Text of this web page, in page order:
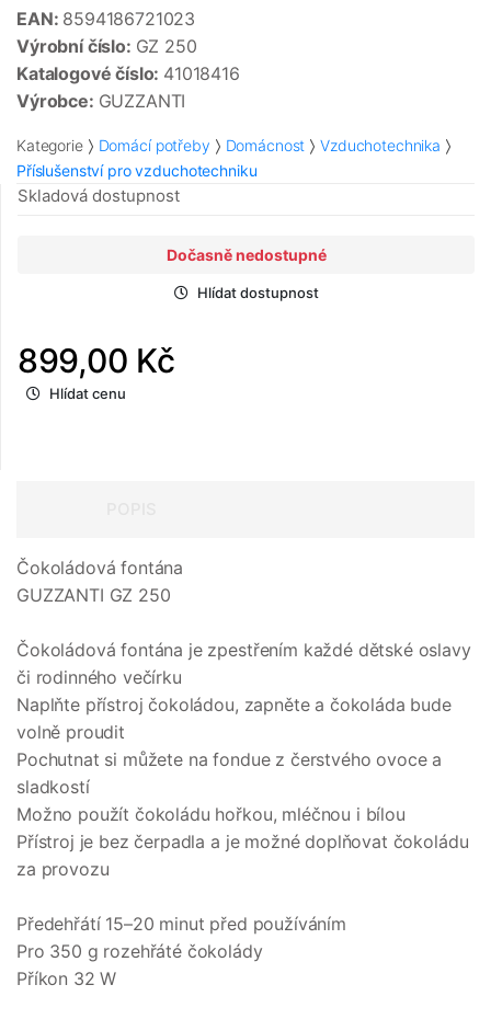
EAN: 8594186721023
Výrobní číslo: GZ 250
Katalogové číslo: 41018416
Výrobce: GUZZANTI
Kategorie Domácí potřeby Domácnost
Vzduchotechnika
Příslušenství pro vzduchotechniku
Skladová dostupnost
Dočasně nedostupné
Hlídat dostupnost
899,00 Kč
Hlídat cenu
Čokoládová fontána
GUZZANTI GZ 250
Čokoládová fontána je zpestřením každé dětské oslavy
či rodinného večírku
Naplňte přístroj čokoládou, zapněte a čokoláda bude
volně proudit
Pochutnat si můžete na fondue z čerstvého ovoce a
sladkostí
Možno použít čokoládu hořkou, mléčnou i bílou
Přístroj je bez čerpadla a je možné doplňovat čokoládu
za provozu
Předehřátí 15–20 minut před používáním
Pro 350 g rozehřáté čokolády
Příkon 32 W